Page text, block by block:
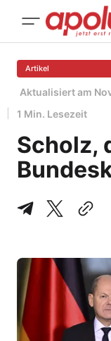
Artikel
Aktualisiert am
1 Min. Lesezeit
Scholz,